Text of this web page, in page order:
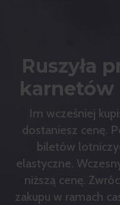
Ruszyła
karnetów
Im wcześniej
dostaniesz cenę.
biletów
elastyczne.
niższą cenę.
zakupu w ramach